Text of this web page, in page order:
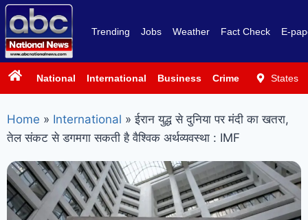
Trending Jobs Weather Fact Check E-
National International Business Crime PoliticsStates
Home » International » ईरान युद्ध से दुनिया पर मंदी का खतरा,
तेल संकट से डगमगा सकती है वैश्विक अर्थव्यवस्था : IMF